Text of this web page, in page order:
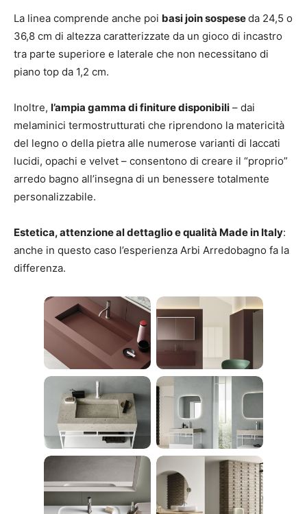
La linea comprende anche poi basi join sospeseda 24,5 o
36,8 cm di altezza caratterizzate da un gioco di incastro
tra parte superiore e laterale che non necessitano di
piano top da 1,2 cm.
Inoltre, l’ampia gamma di finiture disponibili – dai
melaminici termostrutturati che riprendono la matericità
del legno o della pietra alle numerose varianti di laccati
lucidi, opachi e velvet – consentono di creare il “proprio”
arredo bagno all’insegna di un benessere totalmente
personalizzabile.
Estetica, attenzione al dettaglio e qualità Made in Italy:
anche in questo caso l’esperienza Arbi Arredobagno fa la
differenza.